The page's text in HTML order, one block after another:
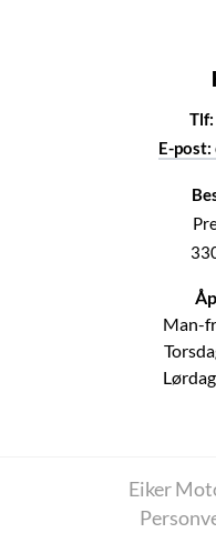
Tlf:
E-post:
Man-
Eiker